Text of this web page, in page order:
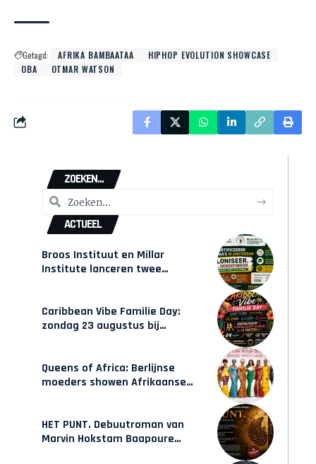
Getagd: AFRIKA BAMBAATAA
HIPHOP EVOLUTION SHOWCASE
OBA
OTMAR WATSON
ZOEKEN...
ACTUEEL
Broos Instituut en Millar
Institute lanceren twee
Caribbean Vibe Familie Day:
zondag 23 augustus bij
Queens of Africa: Berlijnse
moeders showen Afrikaanse
HET PUNT. Debuutroman van
Marvin Hokstam Baapoure